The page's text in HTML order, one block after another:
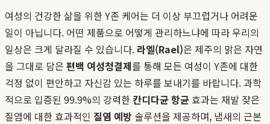
여성의 건강한 삶을 위한 Y존 케어는 더 이상 부끄럽거나 어려운
일이 아닙니다. 어떤 제품으로 어떻게 관리하느냐에 따라 우리의
일상은 크게 달라질 수 있습니다. 라엘(Rael)은 제주의 맑은 자연
을 그대로 담은 편백 여성청결제를 통해 모든 여성이 Y존에 대한
걱정 없이 편안하고 자신감 있는 하루를 보내기를 바랍니다. 과학
적으로 입증된 99.9%의 강력한 칸디다균 항균효과는 재발 잦은
질염에 대한 효과적인 질염 예방 솔루션을 제공하며, 냄새의 근본